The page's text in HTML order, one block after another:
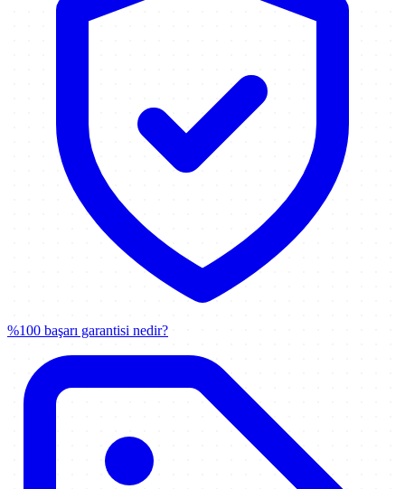
%100 başarı garantisi nedir?